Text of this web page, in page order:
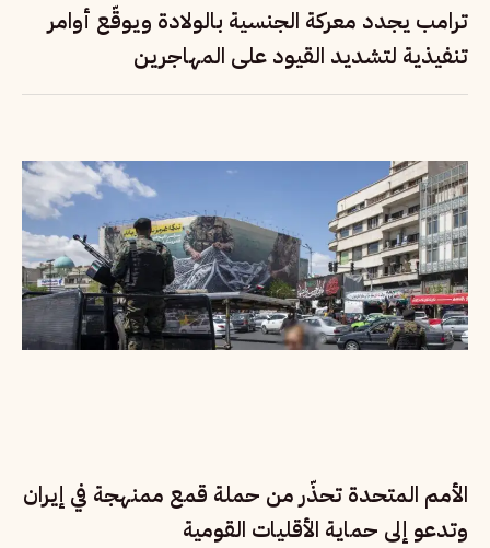
ترامب يجدد معركة الجنسية بالولادة ويوقّع أوامر
تنفيذية لتشديد القيود على المهاجرين
الأمم المتحدة تحذّر من حملة قمع ممنهجة في إيران
وتدعو إلى حماية الأقليات القومية